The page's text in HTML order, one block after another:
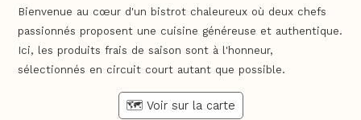
Bienvenue au cœur d'un bistrot chaleureux où deux chefs
passionnés proposent une cuisine généreuse et authentique.
Ici, les produits frais de saison sont à l'honneur,
sélectionnés en circuit court autant que possible.
🗺️ Voir sur la carte